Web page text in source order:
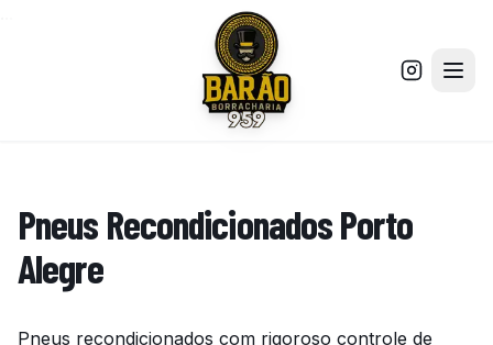
Pneus Recondicionados Porto
Alegre
Pneus recondicionados com rigoroso controle de